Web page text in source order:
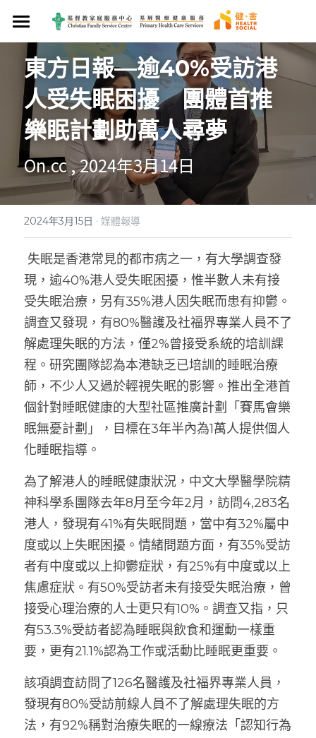
首頁
關於我們
服務使命
專業團隊
最新資訊
醫療服務
西醫服務
西醫診所
中醫服務
營養服務
護士診所
物理治療服務
臨床心理服務
足病診療服務
健康管理
健康服務計劃
賽馬會樂眠無憂計劃
營養服務
想戒煙
開心啲
臨床心理服務
癌症支援服務
賽馬會癌症康復者關護計劃
健康產品及服務
保健湯包
身體檢查計劃
企業醫療計劃
健體課程
加入會員!
東方日報—逾40%受訪港
人受失眠困擾　團體首推
樂眠計劃助萬人尋夢
On.cc , 2024年3月14日
2024年3月15日 · 媒體報導
現，逾40%港人受失眠困擾，惟半數人未有接
受失眠治療，另有35%港人因失眠而患有抑鬱。
調查又發現，有80%醫護及社福界專業人員不了
解處理失眠的方法，僅2%曾接受系統的培訓課
程。研究團隊認為本港缺乏已培訓的睡眠治療
師，不少人又過於輕視失眠的影響。推出全港首
個針對睡眠健康的大型社區推廣計劃「賽馬會樂
眠無憂計劃」，目標在3年半內為1萬人提供個人
化睡眠指導。
為了解港人的睡眠健康狀況，中文大學醫學院精
神科學系團隊去年8月至今年2月，訪問4,283名
港人，發現有41%有失眠問題，當中有32%屬中
度或以上失眠困擾。情緒問題方面，有35%受訪
者有中度或以上抑鬱症狀，有25%有中度或以上
焦慮症狀。有50%受訪者未有接受失眠治療，曾
接受心理治療的人士更只有10%。調查又指，只
有53.3%受訪者認為睡眠與飲食和運動一樣重
要，更有21.1%認為工作或活動比睡眠更重要。
該項調查訪問了126名醫護及社福界專業人員，
發現有80%受訪前線人員不了解處理失眠的方
法，有92%稱對治療失眠的一線療法「認知行為
商品分類